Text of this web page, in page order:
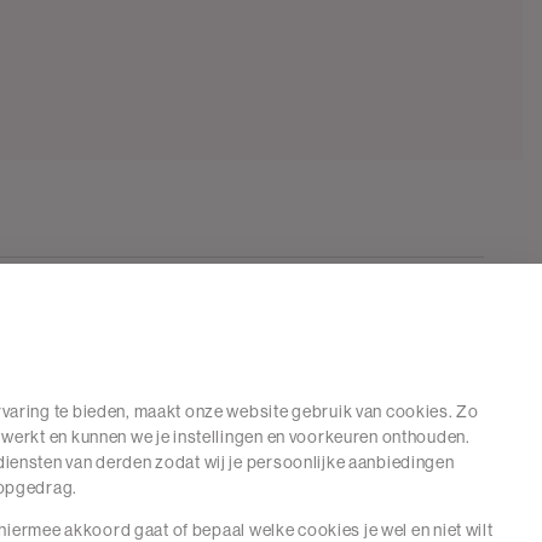
te bieden, maakt onze website gebruik van cookies. Zo
en kunnen we je instellingen en voorkeuren onthouden.
van derden zodat wij je persoonlijke aanbiedingen
akkoord gaat of bepaal welke cookies je wel en niet wilt